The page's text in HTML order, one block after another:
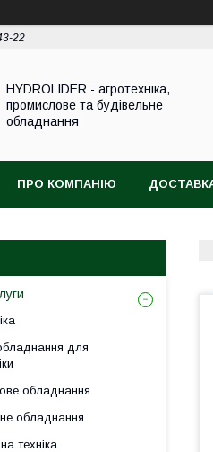
22
HYDROLIDER - агротехніка,
промислове та будівельне
обладнання
ПРО КОМПАНІЮ
для
обладнання
обладнання
техніка